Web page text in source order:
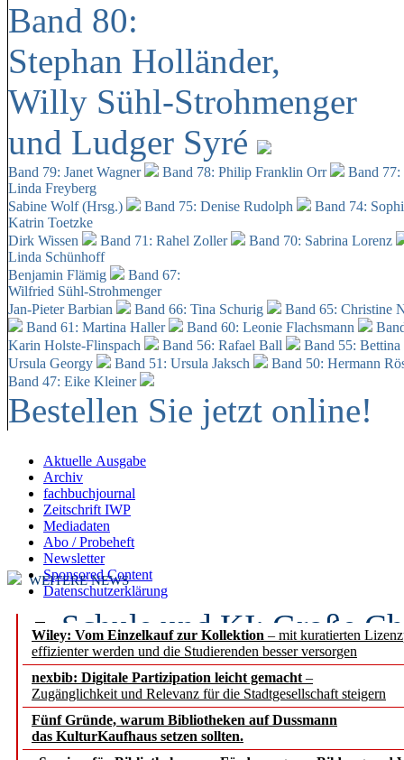
Band 80:
Stephan Holländer,
Willy Sühl-Strohmenger
und Ludger Syré
Band 79: Janet Wagner Band 78: Philip Franklin Orr
Band
Linda Freyberg
Sabine Wolf (Hrsg.)
Band 75: Denise Rudolph
Band 74:
Katrin Toetzke
Dirk Wissen
Band 71: Rahel Zoller
Band 70: Sabrina Lorenz
Linda Schünhoff
Benjamin Flämig
Band 67:
Wilfried Sühl-Strohmenger
Jan-Pieter Barbian
Band 66: Tina Schurig
Band 65: Christine
Band 61: Martina Haller
Band 60: Leonie Flachsmann
Karin Holste-Flinspach
Band 56: Rafael Ball
Band 55:
Ursula Georgy
Band 51: Ursula Jaksch Band 50: Hermann
Band 47: Eike Kleiner
Bestellen Sie jetzt online!
Aktuelle Ausgabe
Archiv
fachbuchjournal
Zeitschrift IWP
Mediadaten
Abo / Probeheft
Newsletter
Sponsored Content
Datenschutzerklärung
Wiley: Vom Einzelkauf zur Kollektion – mit kuratierten
effizienter werden und die Studierenden besser versorgen
nexbib: Digitale Partizipation leicht gemacht –
Zugänglichkeit und Relevanz für die Stadtgesellschaft steigern
Fünf Gründe, warum Bibliotheken auf Dussmann
das KulturKaufhaus setzen sollten.
WEITERE NEWS
Schule und KI: Große
Voraussetzungen
Erfolgreiches erstes
Segment Research –